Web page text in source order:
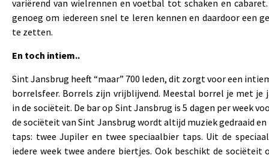
variërend van wielrennen en voetbal tot schaken en
genoeg om iedereen snel te leren kennen en daardoor een
te zetten.
En toch intiem..
Sint Jansbrug heeft “maar” 700 leden, dit zorgt voor een
borrelsfeer. Borrels zijn vrijblijvend. Meestal borrel je met je
in de sociëteit. De bar op Sint Jansbrug is 5 dagen per week
de sociëteit van Sint Jansbrug wordt altijd muziek gedraaid en
taps: twee Jupiler en twee speciaalbier taps. Uit de
iedere week twee andere biertjes. Ook beschikt de sociëteit